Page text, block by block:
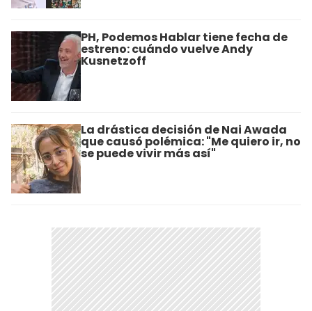
PH, Podemos Hablar tiene fecha de
estreno: cuándo vuelve Andy
Kusnetzoff
La drástica decisión de Nai Awada
que causó polémica: "Me quiero ir, no
se puede vivir más así"